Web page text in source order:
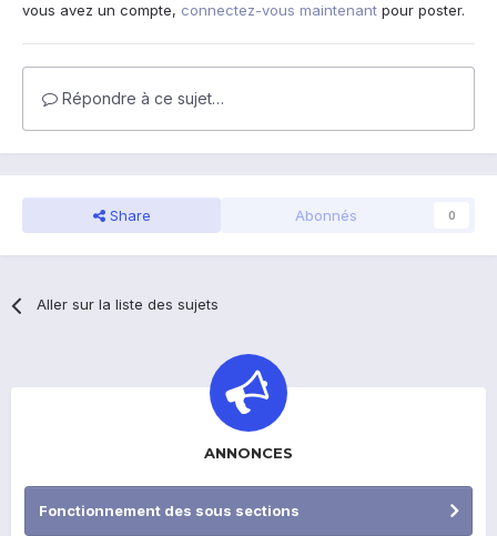
vous avez un compte, connectez-vous maintenant pour poster.
Répondre à ce sujet…
Share Abonnés 0
Aller sur la liste des sujets
ANNONCES
Fonctionnement des sous sections